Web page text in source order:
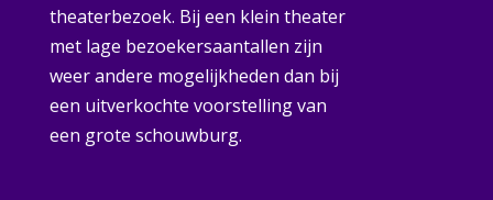
theaterbezoek. Bij een klein theater
met lage bezoekersaantallen zijn
weer andere mogelijkheden dan bij
een uitverkochte voorstelling van
een grote schouwburg.